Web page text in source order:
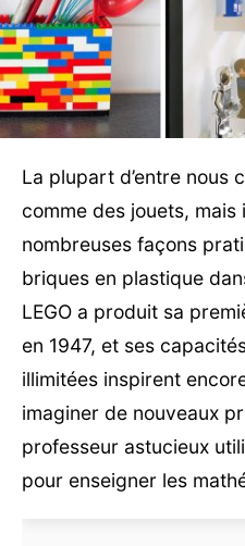
La plupart d’entre nous
comme des jouets,
nombreuses façons
briques en plastique
LEGO a produit sa
en 1947, et ses
illimitées inspirent
imaginer de nouveaux
professeur astucieux
pour enseigner les